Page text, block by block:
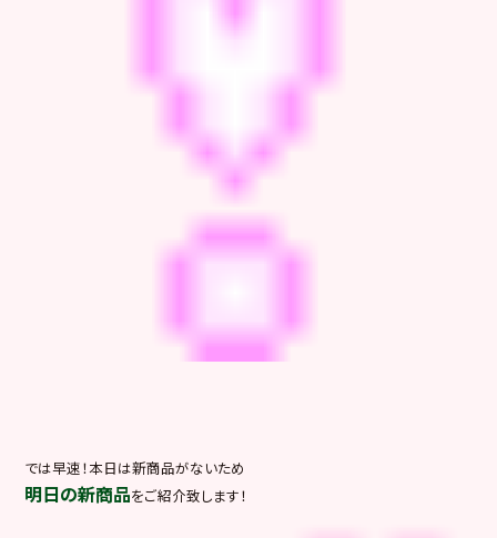
では早速！本日は新商品がないため
明日の新商品をご紹介致します！